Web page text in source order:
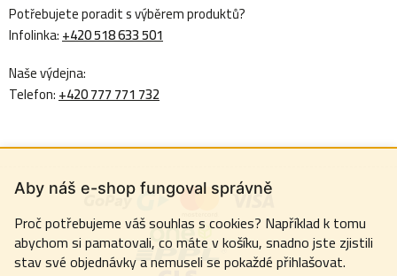
Aby náš e-shop fungoval správně
Proč potřebujeme váš souhlas s cookies? Například k tomu
abychom si pamatovali, co máte v košíku, snadno jste zjistili
stav své objednávky a nemuseli se pokaždé přihlašovat.
Potřebujete poradit s výběrem produktů?
Infolinka:+420 518 633 501
Naše výdejna:
Telefon:+420 777 771 732